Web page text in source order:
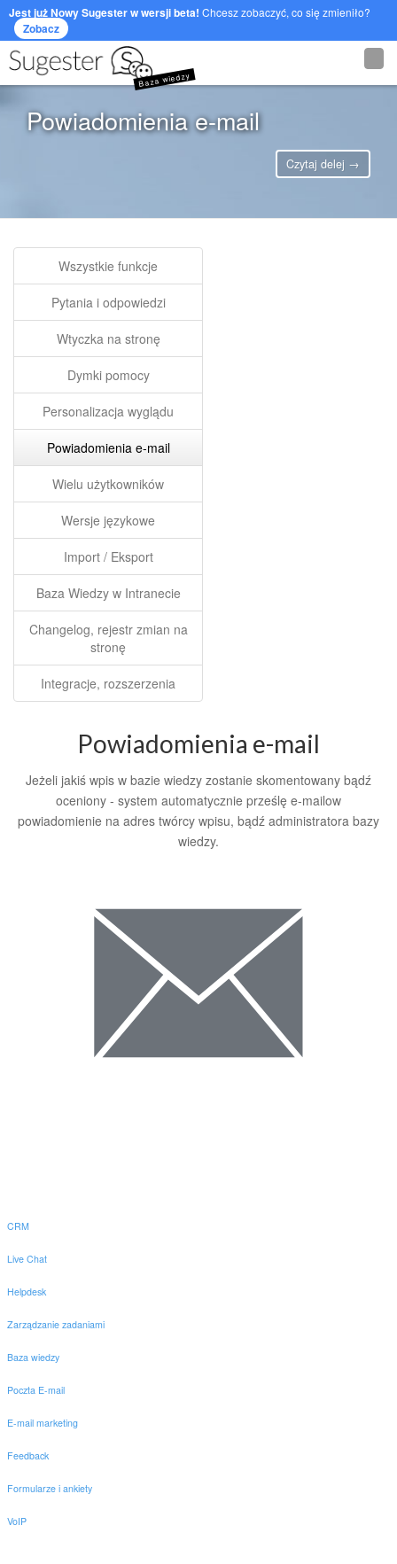
Jest już Nowy Sugester w wersji beta! Chcesz zobaczyć, co się zmieniło?
Zobacz
Baza wiedzy
Powiadomienia e-mail
Czytaj delej →
Wszystkie funkcje
Pytania i odpowiedzi
Wtyczka na stronę
Dymki pomocy
Personalizacja wyglądu
Powiadomienia e-mail
Wielu użytkowników
Wersje językowe
Import / Eksport
Baza Wiedzy w Intranecie
Changelog, rejestr zmian na
stronę
Integracje, rozszerzenia
Powiadomienia e-mail
Jeżeli jakiś wpis w bazie wiedzy zostanie skomentowany bądź
oceniony - system automatycznie prześlę e-mailow
powiadomienie na adres twórcy wpisu, bądź administratora bazy
wiedzy.
CRM
Live Chat
Helpdesk
Zarządzanie zadaniami
Baza wiedzy
Poczta E-mail
E-mail marketing
Feedback
Formularze i ankiety
VoIP